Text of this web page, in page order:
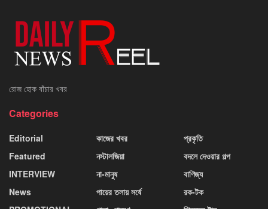
রোজ হোক বাঁচার খবর
Categories
Editorial
Featured
INTERVIEW
News
কাজের খবর
নস্টালজিয়া
না-মানুষ
পায়ের তলায় সর্ষে
প্রকৃতি
বদলে দেওয়ার গল্প
বাণিজ্য
রক-টক